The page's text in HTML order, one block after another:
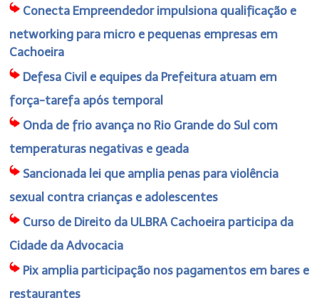
Conecta Empreendedor impulsiona qualificação e
networking para micro e pequenas empresas em
Cachoeira
Defesa Civil e equipes da Prefeitura atuam em
força-tarefa após temporal
Onda de frio avança no Rio Grande do Sul com
temperaturas negativas e geada
Sancionada lei que amplia penas para violência
sexual contra crianças e adolescentes
Curso de Direito da ULBRA Cachoeira participa da
Cidade da Advocacia
Pix amplia participação nos pagamentos em bares e
restaurantes